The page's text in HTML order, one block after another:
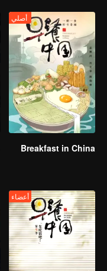
أصلي
Breakfast in China
أعضاء